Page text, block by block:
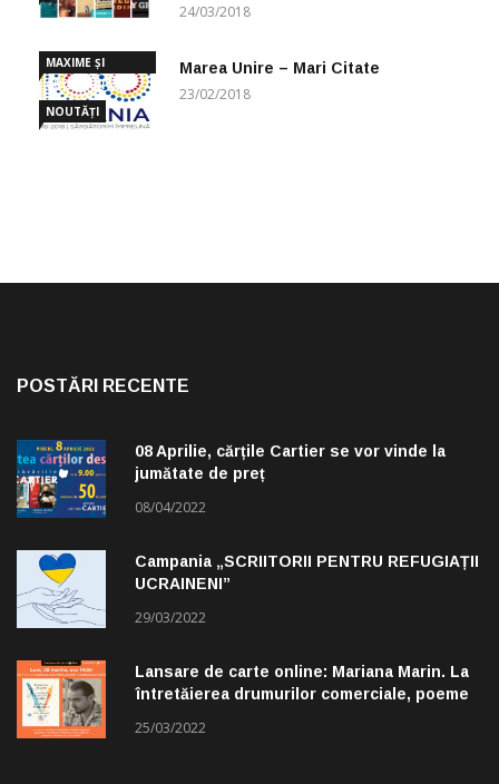
24/03/2018
MAXIME ȘI
CUGETĂRI
NOUTĂȚI
Marea Unire – Mari Citate
23/02/2018
POSTĂRI RECENTE
08 Aprilie, cărțile Cartier se vor vinde la
jumătate de preț
08/04/2022
Campania „SCRIITORII PENTRU REFUGIAȚII
UCRAINENI”
29/03/2022
Lansare de carte online: Mariana Marin. La
întretăierea drumurilor comerciale, poeme
25/03/2022